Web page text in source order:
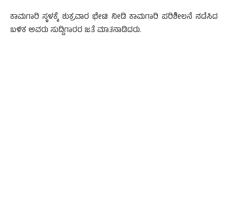
ಕಾಮಗಾರಿ ಸ್ಥಳಕ್ಕೆ ಶುಕ್ರವಾರ ಭೇಟಿ ನೀಡಿ ಕಾಮಗಾರಿ ಪರಿಶೀಲನೆ ನಡೆಸಿದ
ಬಳಿಕ ಅವರು ಸುದ್ದಿಗಾರರ ಜತೆ ಮಾತನಾಡಿದರು.